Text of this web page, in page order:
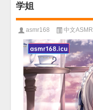
学姐
asmr168 中文ASMR